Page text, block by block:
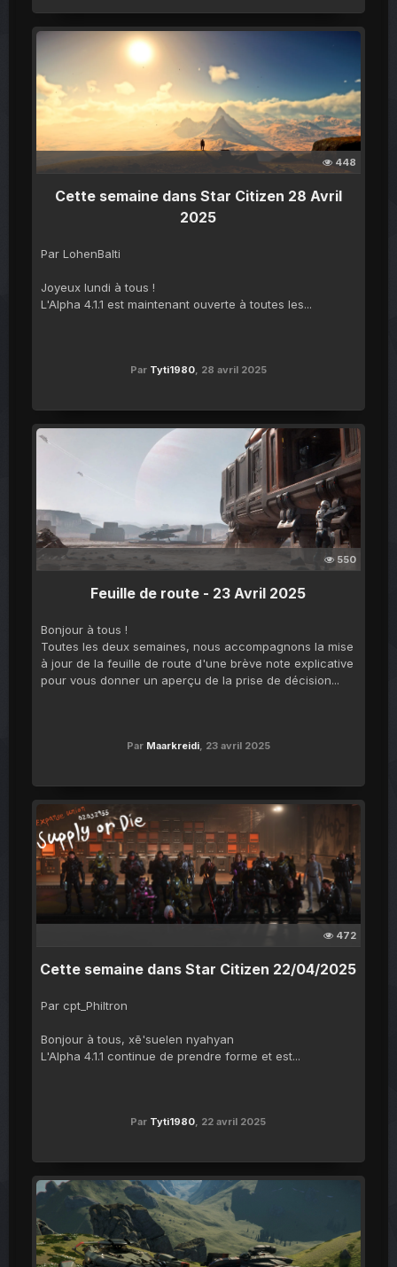
448
Cette semaine dans Star Citizen 28 Avril
2025
Par LohenBalti
Joyeux lundi à tous !
L'Alpha 4.1.1 est maintenant ouverte à toutes les...
Par Tyti1980, 28 avril 2025
550
Feuille de route - 23 Avril 2025
Bonjour à tous !
Toutes les deux semaines, nous accompagnons la mise
à jour de la feuille de route d'une brève note explicative
pour vous donner un aperçu de la prise de décision...
Par Maarkreidi, 23 avril 2025
472
Cette semaine dans Star Citizen 22/04/2025
Par cpt_Philtron
Bonjour à tous, xē'suelen nyahyan
L'Alpha 4.1.1 continue de prendre forme et est...
Par Tyti1980, 22 avril 2025